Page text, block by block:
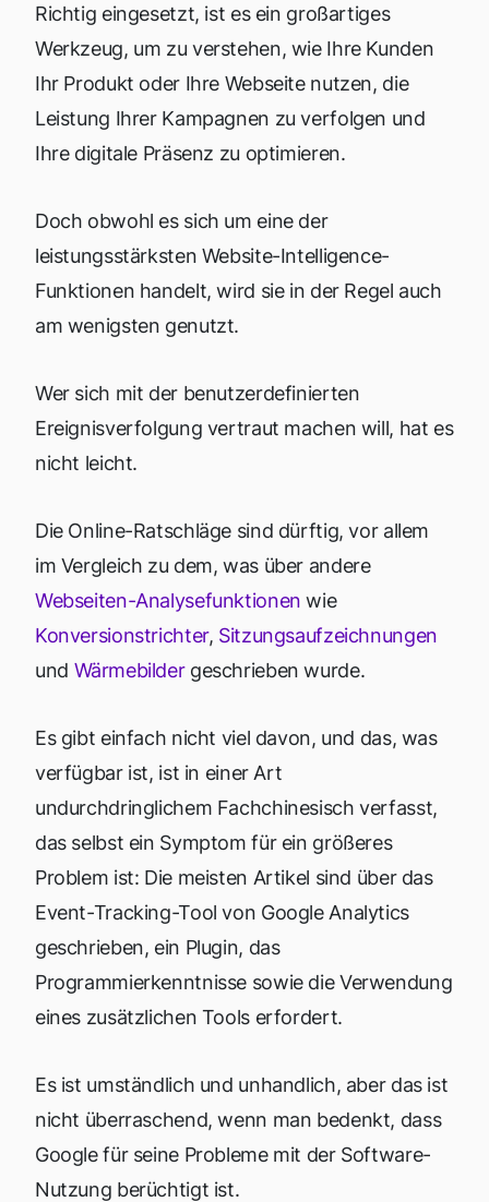
Richtig eingesetzt, ist es ein großartiges
Werkzeug, um zu verstehen, wie Ihre Kunden
Ihr Produkt oder Ihre Webseite nutzen, die
Leistung Ihrer Kampagnen zu verfolgen und
Ihre digitale Präsenz zu optimieren.
Doch obwohl es sich um eine der
leistungsstärksten Website-Intelligence-
Funktionen handelt, wird sie in der Regel auch
am wenigsten genutzt.
Wer sich mit der benutzerdefinierten
Ereignisverfolgung vertraut machen will, hat es
nicht leicht.
Die Online-Ratschläge sind dürftig, vor allem
im Vergleich zu dem, was über andere
Webseiten-Analysefunktionen wie
Konversionstrichter, Sitzungsaufzeichnungen
und Wärmebildergeschrieben wurde.
Es gibt einfach nicht viel davon, und das, was
verfügbar ist, ist in einer Art
undurchdringlichem Fachchinesisch verfasst,
das selbst ein Symptom für ein größeres
Problem ist: Die meisten Artikel sind über das
Event-Tracking-Tool von Google Analytics
geschrieben, ein Plugin, das
Programmierkenntnisse sowie die Verwendung
eines zusätzlichen Tools erfordert.
Es ist umständlich und unhandlich, aber das ist
nicht überraschend, wenn man bedenkt, dass
Google für seine Probleme mit der Software-
Nutzung berüchtigt ist.